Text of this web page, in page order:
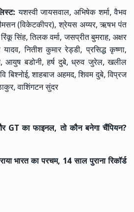
यशस्वी जायसवाल, अभिषेक शर्मा, वैभव
(विकेटकीपर), श्रेयस अय्यर, ऋषभ पंत
सिंह, तिलक वर्मा,जसप्रीत बुमराह, अक्षर
नितीश कुमार रेड्डी, प्रसिद्ध कृष्णा,
आयुष बडोनी, हर्ष दुबे, ध्रुव जुरेल, खलील
बिश्नोई, शाहबाज अहमद, शिवम दुबे, विप्रज
वाशिंगटन सुंदर
GT का फाइनल, तो कौन बनेगा चैंपियन?
भारत का परचम, 14 साल पुराना रिकॉर्ड